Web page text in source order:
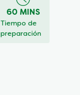
60 MINS
Tiempo de
preparación